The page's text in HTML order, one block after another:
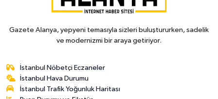
Gazete Alanya, yepyeni temasıyla sizleri buluştururken, sadelik
ve modernizmi bir araya getiriyor.
İstanbul Nöbetçi Eczaneler
İstanbul Hava Durumu
İstanbul Trafik Yoğunluk Haritası